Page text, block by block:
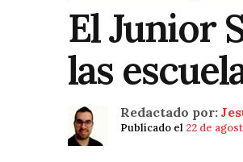
El Junior
las
Redactado por:
Publicado el 22 de